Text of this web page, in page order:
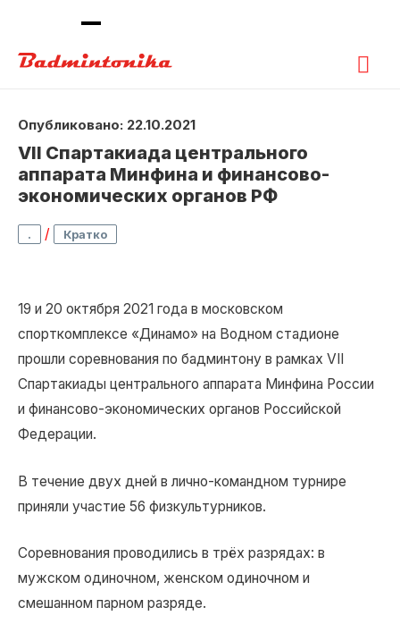
Опубликовано: 22.10.2021
VII Спартакиада центрального
аппарата Минфина и финансово-
экономических органов РФ
. / Кратко
19 и 20 октября 2021 года в московском
спорткомплексе «Динамо» на Водном стадионе
прошли соревнования по бадминтону в рамках VII
Спартакиады центрального аппарата Минфина России
и финансово-экономических органов Российской
Федерации.
В течение двух дней в лично-командном турнире
приняли участие 56 физкультурников.
Соревнования проводились в трёх разрядах: в
мужском одиночном, женском одиночном и
смешанном парном разряде.